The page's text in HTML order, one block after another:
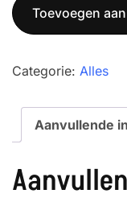
Toevoegen
Categorie: Alles
Aanvullende